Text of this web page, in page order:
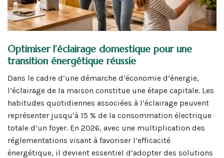
Optimiser l’éclairage domestique pour une
transition énergétique réussie
Dans le cadre d’une démarche d’économie d’énergie,
l’éclairage de la maison constitue une étape capitale. Les
habitudes quotidiennes associées à l’éclairage peuvent
représenter jusqu’à 15 % de la consommation électrique
totale d’un foyer. En 2026, avec une multiplication des
réglementations visant à favoriser l’efficacité
énergétique, il devient essentiel d’adopter des solutions